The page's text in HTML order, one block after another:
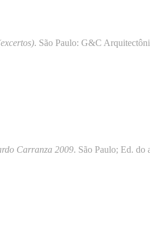
. São Paulo: G&C
Carranza 2009. São Paulo; Ed. do